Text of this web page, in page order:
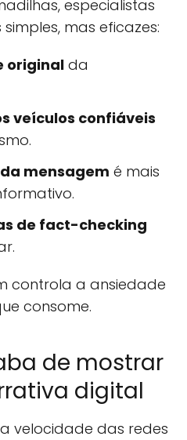
especialistas
mas eficazes:
original da
veículos confiáveis
mensagem é mais
de fact-checking
controla a ansiedade
consome.
de mostrar
digital
velocidade das redes